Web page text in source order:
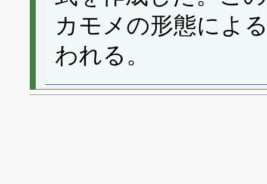
カモメの形態によ
われる。